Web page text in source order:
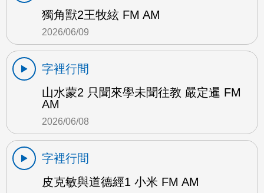
獨角獸2王牧絃 FM AM
2026/06/09
字裡行間
山水蒙2 只聞來學未聞往教 嚴定暹 FM
AM
2026/06/08
字裡行間
皮克敏與道德經1 小米 FM AM